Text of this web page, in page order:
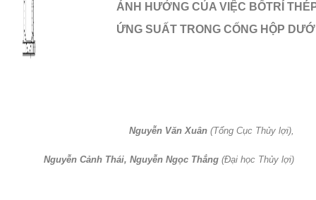
ẢNH HƯỞNG CỦA VIỆC BỐTRÍ
ỨNG SUẤT TRONG CỐNG HỘP
Nguyễn Văn Xuân (Tổng Cục Thủy lợi),
Nguyễn Cảnh Thái, Nguyễn Ngọc Thắng (Đại học Thủy lợi)